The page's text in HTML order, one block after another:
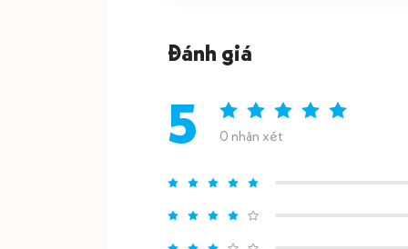
Đánh giá
5 0 nhận xét